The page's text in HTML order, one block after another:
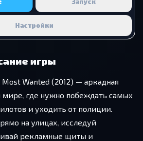
Настройки
игры
Wanted (2012) — аркадная
мире, где нужно побеждать самых
и уходить от полиции.
на улицах, исследуй
рекламные щиты и